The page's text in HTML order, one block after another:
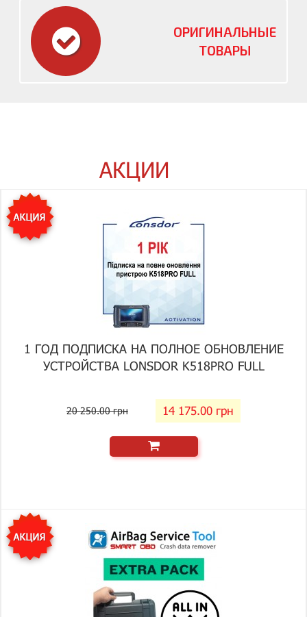
ОРИГИНАЛЬНЫЕ
ТОВАРЫ
АКЦИИ
1 ГОД ПОДПИСКА НА ПОЛНОЕ ОБНОВЛЕНИЕ
УСТРОЙСТВА LONSDOR K518PRO FULL
20 250.00 грн 14 175.00 грн